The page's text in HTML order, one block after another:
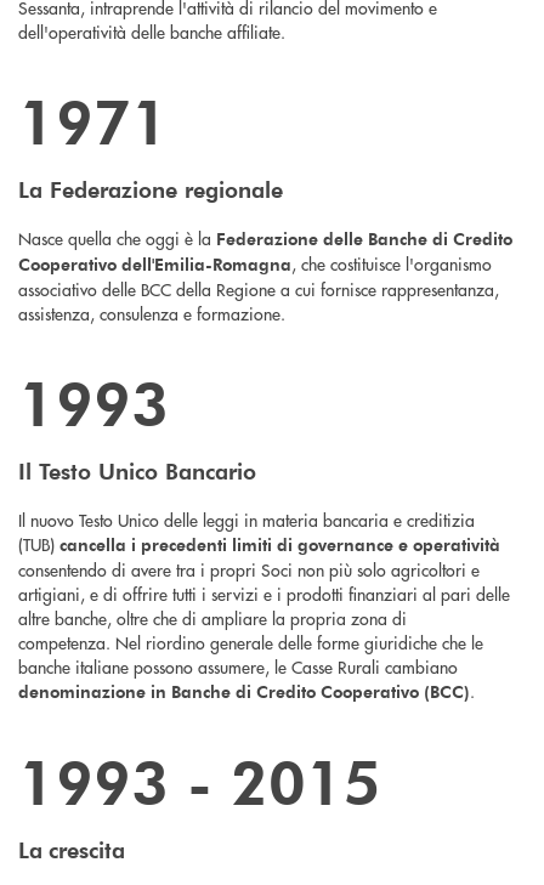
Sessanta, intraprende l'attività di rilancio del movimento e
dell'operatività delle banche affiliate.
1971
La Federazione regionale
Nasce quella che oggi è la Federazione delle Banche di Credito
Cooperativo dell'Emilia-Romagna, che costituisce l'organismo
associativo delle BCC della Regione a cui fornisce rappresentanza,
assistenza, consulenza e formazione.
1993
Il Testo Unico Bancario
Il nuovo Testo Unico delle leggi in materia bancaria e creditizia
(TUB) cancella i precedenti limiti di governance e operatività
consentendo di avere tra i propri Soci non più solo agricoltori e
artigiani, e di offrire tutti i servizi e i prodotti finanziari al pari delle
altre banche, oltre che di ampliare la propria zona di
competenza. Nel riordino generale delle forme giuridiche che le
banche italiane possono assumere, le Casse Rurali cambiano
denominazione in Banche di Credito Cooperativo (BCC).
1993 - 2015
La crescita